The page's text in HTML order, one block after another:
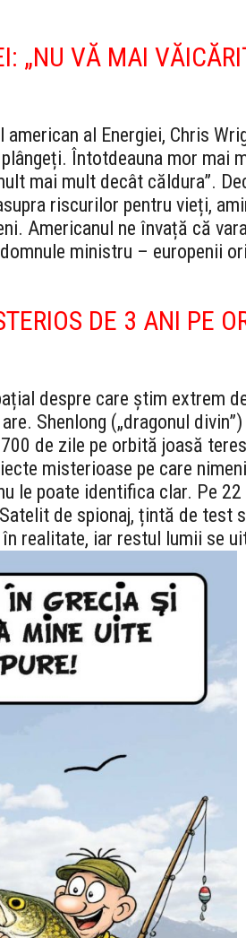
„NU VĂ MAI
al Energiei, Chris
Întotdeauna mor mai
mai mult decât căldura”.
riscurilor pentru vieți,
Americanul ne învață că
ministru – europenii
DE 3 ANI PE
despre care știm extrem
Shenlong („dragonul
de zile pe orbită joasă
misterioase pe care
le poate identifica clar. Pe 22
de spionaj, țintă de test
realitate, iar restul lumii se